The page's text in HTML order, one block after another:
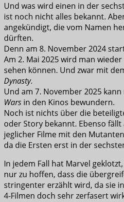
Und was wird einen in der
ist noch nicht alles bekannt.
angekündigt, die vom Namen
dürften.
Denn am 8. November 2024
Am 2. Mai 2025 wird man
sehen können. Und zwar mit
Dynasty.
Und am 7. November 2025
Wars in den Kinos bewundern.
Noch ist nichts über die
oder Story bekannt. Ebenso fällt
jeglicher Filme mit den
da die Ersten erst in der
In jedem Fall hat Marvel
nur zu hoffen, dass die
stringenter erzählt wird, da sie
4-Filmen doch sehr zerfasert